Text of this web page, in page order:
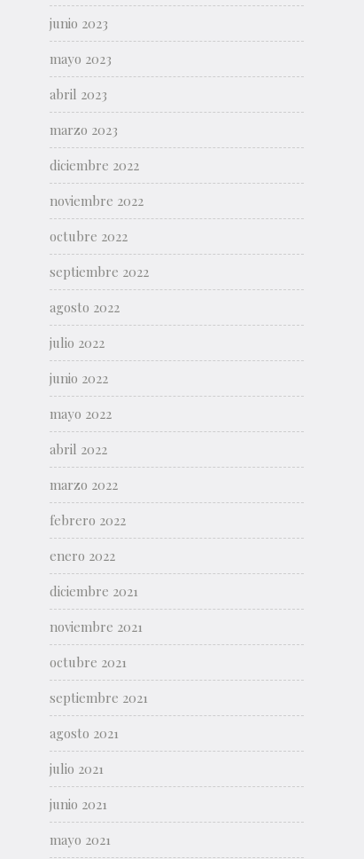
junio 2023
mayo 2023
abril 2023
marzo 2023
diciembre 2022
noviembre 2022
octubre 2022
septiembre 2022
agosto 2022
julio 2022
junio 2022
mayo 2022
abril 2022
marzo 2022
febrero 2022
enero 2022
diciembre 2021
noviembre 2021
octubre 2021
septiembre 2021
agosto 2021
julio 2021
junio 2021
mayo 2021